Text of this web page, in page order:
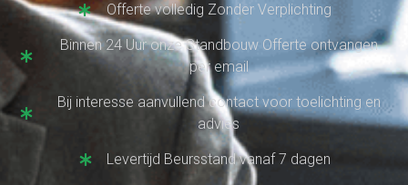
Offerte volledig Zonder Verplichting
Binnen 24 Uur onze Standbouw Offerte ontvangen
per email
Bij interesse aanvullend contact voor toelichting en
advies
Levertijd Beursstand vanaf 7 dagen